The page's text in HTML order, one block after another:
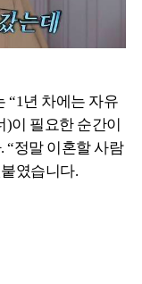
“1년 차에는 자유
)이 필요한 순간이
“정말 이혼할 사람
였습니다.